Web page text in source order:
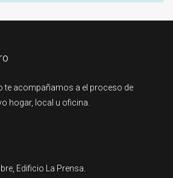
te acompañamos a el proceso de
hogar, local u oficina.
Edificio La Prensa.